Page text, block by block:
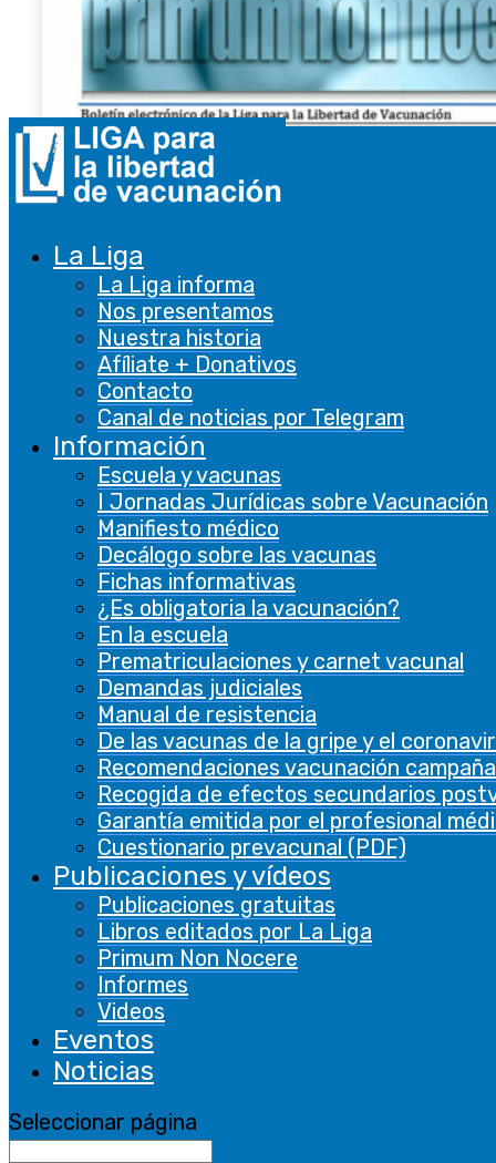
La Liga
La Liga informa
Nos presentamos
Nuestra historia
Afíliate + Donativos
Contacto
Canal de noticias por Telegram
Información
Escuela y vacunas
I Jornadas Jurídicas sobre Vacunación
Manifiesto médico
Decálogo sobre las vacunas
Fichas informativas
¿Es obligatoria la vacunación?
En la escuela
Prematriculaciones y carnet vacunal
Demandas judiciales
Manual de resistencia
De las vacunas de la gripe y el
Recomendaciones vacunación
Recogida de efectos secundarios
Garantía emitida por el profesional
Cuestionario prevacunal (PDF)
Publicaciones y vídeos
Publicaciones gratuitas
Libros editados por La Liga
Primum Non Nocere
Informes
Videos
Eventos
Noticias
Seleccionar página
Primum Non Nocere 09